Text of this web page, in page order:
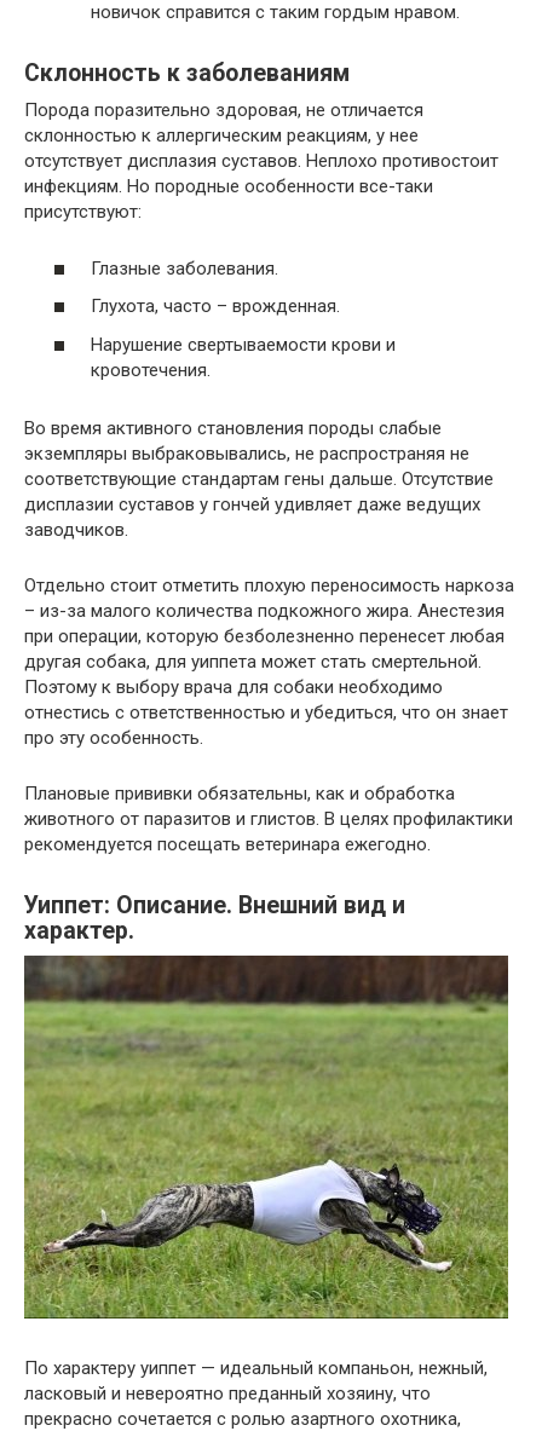
новичок справится с таким гордым нравом.
Склонность к заболеваниям
Порода поразительно здоровая, не отличается
склонностью к аллергическим реакциям, у нее
отсутствует дисплазия суставов. Неплохо противостоит
инфекциям. Но породные особенности все-таки
присутствуют:
Глазные заболевания.
Глухота, часто – врожденная.
Нарушение свертываемости крови и
кровотечения.
Во время активного становления породы слабые
экземпляры выбраковывались, не распространяя не
соответствующие стандартам гены дальше. Отсутствие
дисплазии суставов у гончей удивляет даже ведущих
заводчиков.
Отдельно стоит отметить плохую переносимость наркоза
– из-за малого количества подкожного жира. Анестезия
при операции, которую безболезненно перенесет любая
другая собака, для уиппета может стать смертельной.
Поэтому к выбору врача для собаки необходимо
отнестись с ответственностью и убедиться, что он знает
про эту особенность.
Плановые прививки обязательны, как и обработка
животного от паразитов и глистов. В целях профилактики
рекомендуется посещать ветеринара ежегодно.
Уиппет: Описание. Внешний вид и
характер.
По характеру уиппет — идеальный компаньон, нежный,
ласковый и невероятно преданный хозяину, что
прекрасно сочетается с ролью азартного охотника,